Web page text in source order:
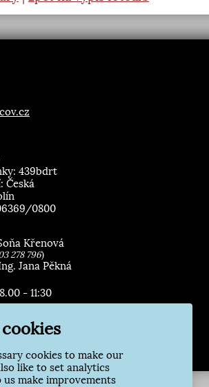
439bdrt
Česká
0800
Křenová
278 796)
Jana Pěkná
8.00 - 11:30
odběrcookies to make our
like to set analytics
make improvements